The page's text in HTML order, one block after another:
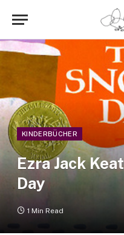
KINDERBÜCHER
Ezra Jack
Day
1 Min Read